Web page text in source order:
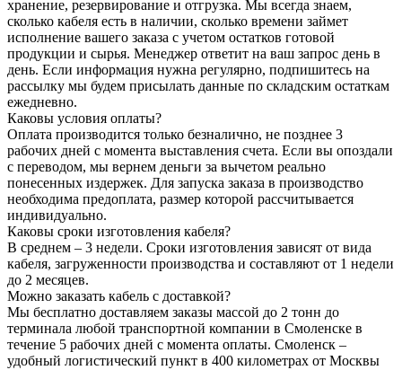
хранение, резервирование и отгрузка. Мы всегда знаем,
сколько кабеля есть в наличии, сколько времени займет
исполнение вашего заказа с учетом остатков готовой
продукции и сырья. Менеджер ответит на ваш запрос день в
день. Если информация нужна регулярно, подпишитесь на
рассылку мы будем присылать данные по складским остаткам
ежедневно.
Каковы условия оплаты?
Оплата производится только безналично, не позднее 3
рабочих дней с момента выставления счета. Если вы опоздали
с переводом, мы вернем деньги за вычетом реально
понесенных издержек. Для запуска заказа в производство
необходима предоплата, размер которой рассчитывается
индивидуально.
Каковы сроки изготовления кабеля?
В среднем – 3 недели. Сроки изготовления зависят от вида
кабеля, загруженности производства и составляют от 1 недели
до 2 месяцев.
Можно заказать кабель с доставкой?
Мы бесплатно доставляем заказы массой до 2 тонн до
терминала любой транспортной компании в Смоленске в
течение 5 рабочих дней с момента оплаты. Смоленск –
удобный логистический пункт в 400 километрах от Москвы